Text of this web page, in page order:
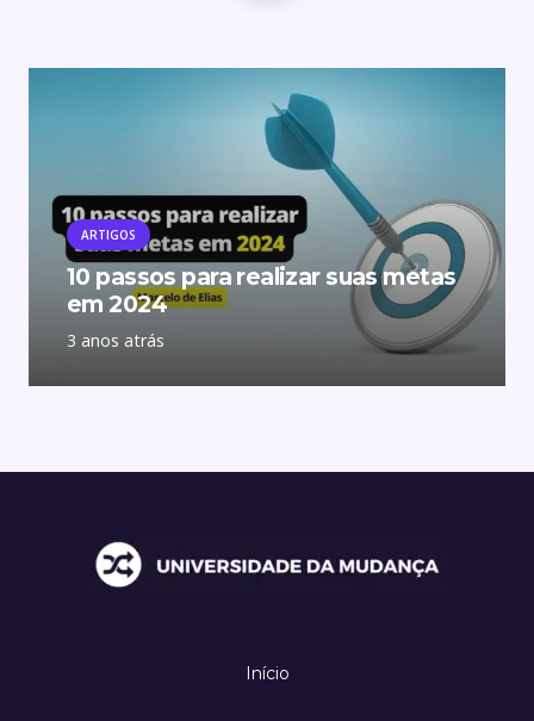
ARTIGOS
10 passos para realizar suas metas
em 2024
3 anos atrás
Início